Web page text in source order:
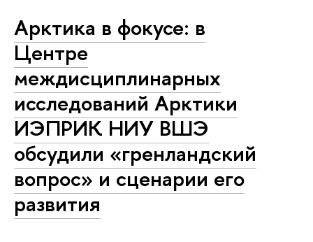
Арктика в фокусе: в
Центре
междисциплинарных
исследований Арктики
ИЭПРИК НИУ ВШЭ
обсудили «гренландский
вопрос» и сценарии его
развития